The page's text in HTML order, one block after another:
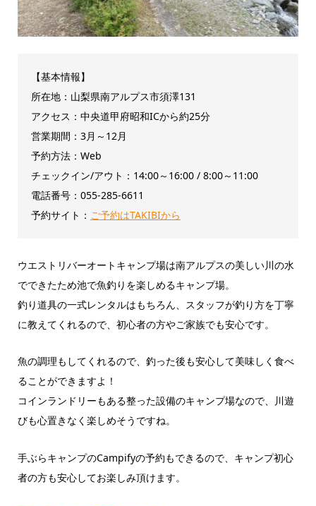
【基本情報】
所在地：山梨県南アルプス市須澤131
アクセス：中央道甲府昭和ICから約25分
営業期間：3月～12月
予約方法：Web
チェックイン/アウト：14:00～16:00 / 8:00～11:00
電話番号：055-285-6611
予約サイト： ご予約はTAKIBIから
ウエストリバーオートキャンプ場は南アルプスの美しい川の水
でできたため池で魚釣りを楽しめるキャンプ場。
釣り道具の一式レンタルはもちろん、スタッフが釣り方を丁寧
に教えてくれるので、初心者の方やご家族でも安心です。
魚の調理もしてくれるので、釣った後も安心して美味しく食べ
ることができますよ！
コインランドリーもある整った設備のキャンプ場なので、川遊
びも心置きなく楽しめそうですね。
手ぶらキャンプのCampifyの予約もできるので、キャンプ初心
者の方も安心してお楽しみ頂けます。